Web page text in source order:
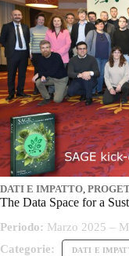
DATI E IMPATTO
The Data Space for a
Periodo: Marzo 2025 –
Categorie:
DATI E